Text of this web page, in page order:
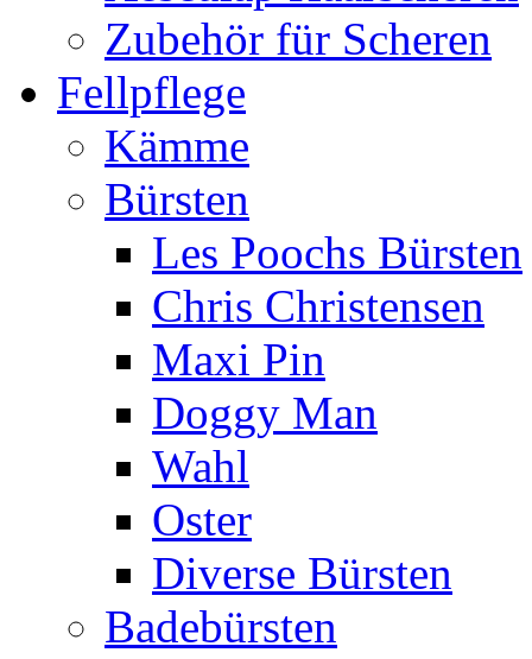
Zubehör für Scheren
Fellpflege
Kämme
Bürsten
Les Poochs Bürsten
Chris Christensen
Maxi Pin
Doggy Man
Wahl
Oster
Diverse Bürsten
Badebürsten